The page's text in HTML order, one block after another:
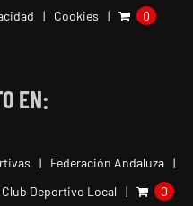
Cookies 0
EN:
Federación Andaluza
Club Deportivo Local 0